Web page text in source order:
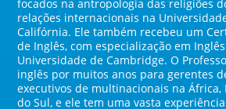
focados na antropologia das religiões
relações internacionais na
Califórnia. Ele também recebeu um
de Inglês, com especialização em
Universidade de Cambridge. O
inglês por muitos anos para gerentes
executivos de multinacionais na África,
do Sul, e ele tem uma vasta